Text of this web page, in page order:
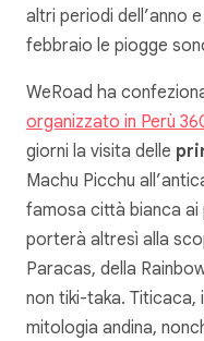
altri periodi dell’anno
febbraio le piogge
WeRoad ha
organizzato in Perù
giorni la visita delle
Machu Picchu
famosa città bianca ai
porterà altresì alla
Paracas, della
non tiki-taka. Titicaca,
mitologia andina,